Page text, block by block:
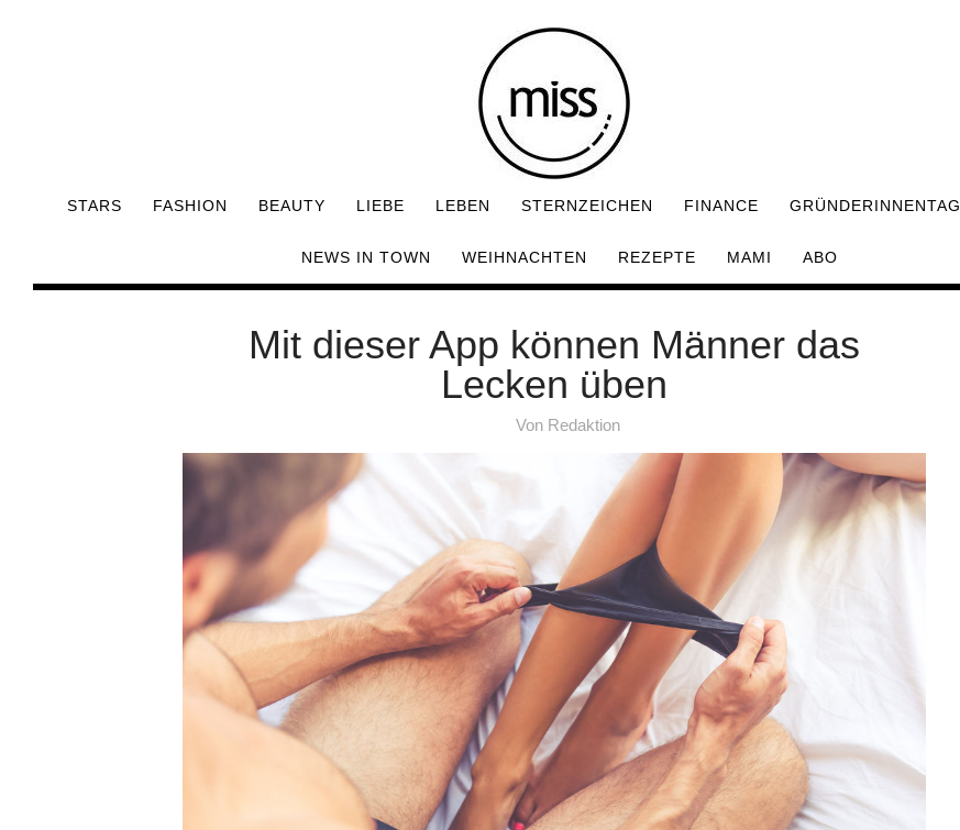
STARS FASHION BEAUTY LIEBE LEBEN STERNZEICHEN FINANCE GRÜNDERINNENTAG
NEWS IN TOWN WEIHNACHTEN REZEPTE MAMI ABO
Mit dieser App können Männer das
Lecken üben
Von Redaktion